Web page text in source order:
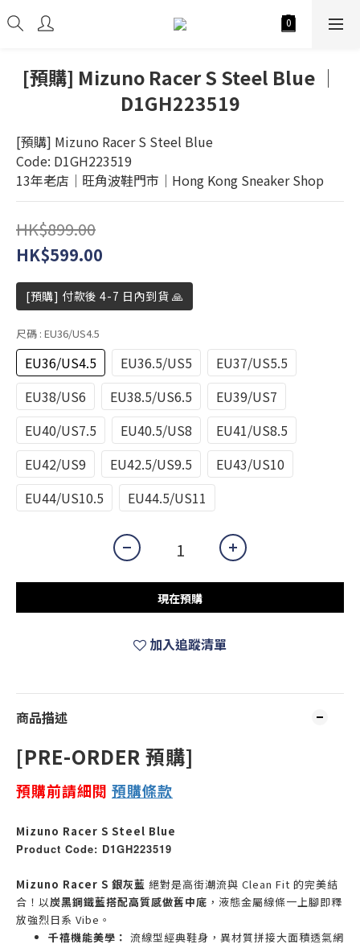
[預購] Mizuno Racer S Steel Blue │
D1GH223519
[預購] Mizuno Racer S Steel Blue
Code: D1GH223519
13年老店│旺角波鞋門市│Hong Kong Sneaker Shop
HK$899.00
HK$599.00
[預購] 付款後 4-7 日內到貨 🙏
尺碼 : EU36/US4.5
EU36/US4.5 EU36.5/US5
EU37/US5.5
EU38/US6
EU38.5/US6.5
EU39/US7
EU40/US7.5
EU40.5/US8
EU41/US8.5
EU42/US9
EU42.5/US9.5
EU43/US10
EU44/US10.5
EU44.5/US11
現在預購
加入追蹤清單
商品描述
[PRE-ORDER 預購]
預購前請細閱 預購條款
Mizuno Racer S Steel Blue
Product Code: D1GH223519
Mizuno Racer S 銀灰藍 絕對是高街潮流與 Clean Fit 的完美結
合！以 炭黑鋼鐵藍搭配高質感做舊中底 ，液態金屬線條一上腳即釋
放強烈日系 Vibe。
千禧機能美學： 流線型經典鞋身，異材質拼接大面積透氣網